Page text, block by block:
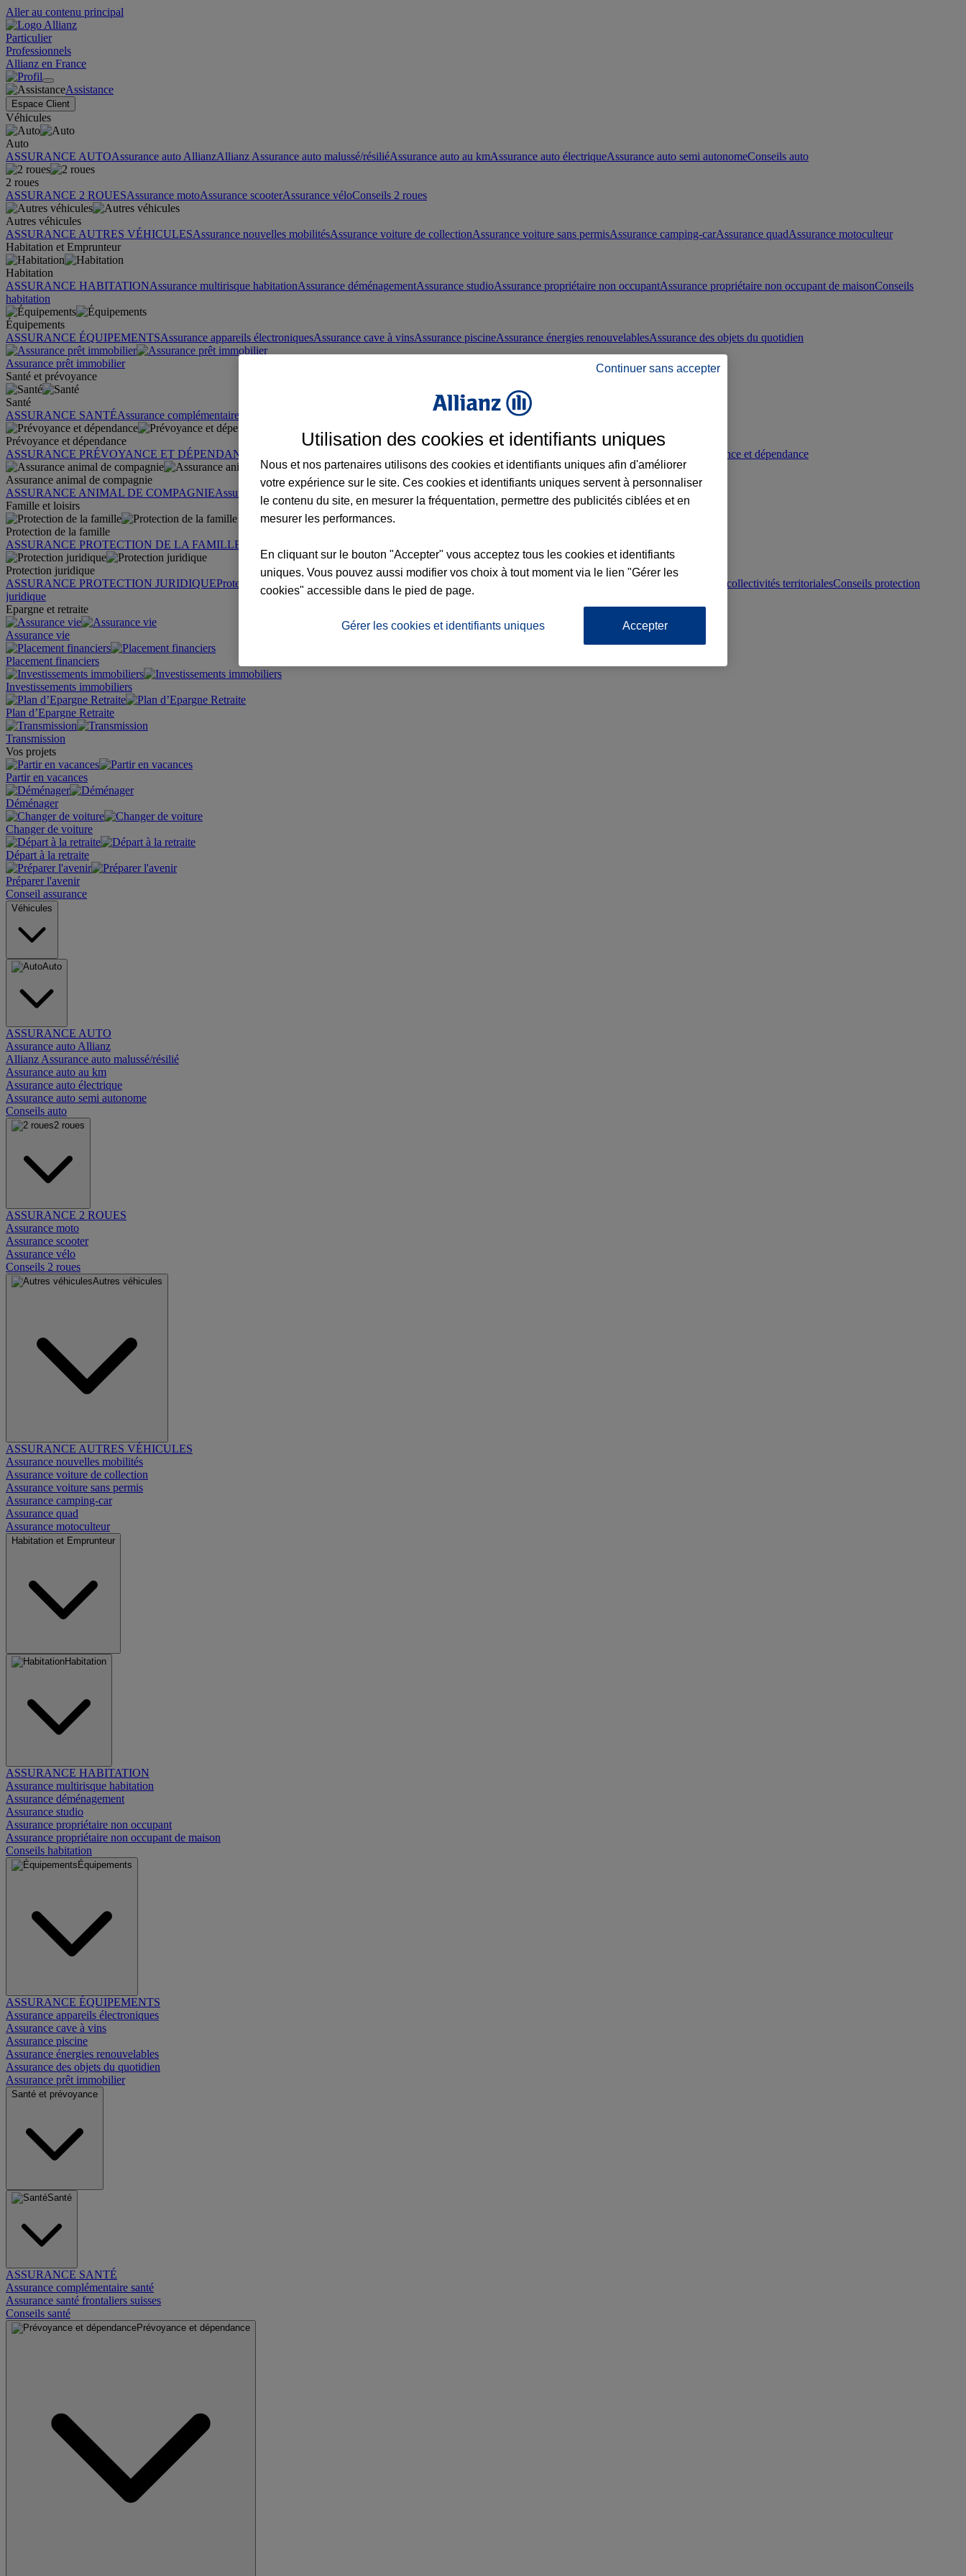
Aller au contenu principal
Particulier
Professionnels
Allianz en France
Assistance
Espace Client
Véhicules
Auto
ASSURANCE AUTOAssurance auto AllianzAllianz Assurance auto malussé/résiliéAssurance auto au kmAssurance auto électriqueAssurance auto semi autonomeConseils auto
2 roues
ASSURANCE 2 ROUESAssurance motoAssurance scooterAssurance véloConseils 2 roues
Autres véhicules
ASSURANCE AUTRES VÉHICULESAssurance nouvelles mobilitésAssurance voiture de collectionAssurance voiture sans permisAssurance camping-carAssurance quadAssurance motoculteur
Habitation et Emprunteur
Habitation
ASSURANCE HABITATIONAssurance multirisque habitationAssurance déménagementAssurance studioAssurance propriétaire non occupantAssurance propriétaire non occupant de maisonConseils
habitation
Équipements
ASSURANCE ÉQUIPEMENTSAssurance appareils électroniquesAssurance cave à vinsAssurance piscineAssurance énergies renouvelablesAssurance des objets du quotidien
Assurance prêt immobilier
Santé et prévoyance
Santé
ASSURANCE SANTÉAssurance complémentaire santé Conseils santé
Prévoyance et dépendance
ASSURANCE PRÉVOYANCE ET DÉPENDANCE
Conseils prévoyance et dépendance
Assurance animal de compagnie
ASSURANCE ANIMAL DE COMPAGNIEAssurance chien Assurance chat
Conseils animal de compagnie
Famille et loisirs
Protection de la famille
ASSURANCE PROTECTION DE LA FAMILLE
Protection juridique
ASSURANCE PROTECTION JURIDIQUEProtection juridique particuliers Protection juridique immobilière Protection juridique collectivités territorialesConseils protection
juridique
Epargne et retraite
Assurance vie
Placement financiers
Investissements immobiliers
Plan d’Epargne Retraite
Transmission
Vos projets
Partir en vacances
Déménager
Changer de voiture
Départ à la retraite
Préparer l'avenir
Conseil assurance
Véhicules
Auto
ASSURANCE AUTO
Assurance auto Allianz
Allianz Assurance auto malussé/résilié
Assurance auto au km
Assurance auto électrique
Assurance auto semi autonome
Conseils auto
2 roues
ASSURANCE 2 ROUES
Assurance moto
Assurance scooter
Assurance vélo
Conseils 2 roues
Autres véhicules
ASSURANCE AUTRES VÉHICULES
Assurance nouvelles mobilités
Assurance voiture de collection
Assurance voiture sans permis
Assurance camping-car
Assurance quad
Assurance motoculteur
Habitation et Emprunteur
Habitation
ASSURANCE HABITATION
Assurance multirisque habitation
Assurance déménagement
Assurance studio
Assurance propriétaire non occupant
Assurance propriétaire non occupant de maison
Conseils habitation
Équipements
ASSURANCE ÉQUIPEMENTS
Assurance appareils électroniques
Assurance cave à vins
Assurance piscine
Assurance énergies renouvelables
Assurance des objets du quotidien
Assurance prêt immobilier
Santé et prévoyance
Santé
ASSURANCE SANTÉ
Assurance complémentaire santé
Assurance santé frontaliers suisses
Conseils santé
Prévoyance et dépendance
Continuer sans accepter
Utilisation des cookies et identifiants uniques
Nous et nos partenaires utilisons des cookies et identifiants uniques afin d'améliorer
votre expérience sur le site. Ces cookies et identifiants uniques servent à personnaliser
le contenu du site, en mesurer la fréquentation, permettre des publicités ciblées et en
mesurer les performances.
En cliquant sur le bouton "Accepter" vous acceptez tous les cookies et identifiants
uniques. Vous pouvez aussi modifier vos choix à tout moment via le lien "Gérer les
cookies" accessible dans le pied de page.
Gérer les cookies et identifiants uniques Accepter